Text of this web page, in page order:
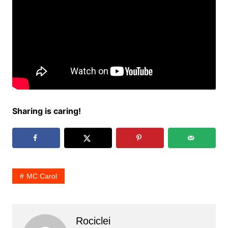
Sharing is caring!
MC Carol
Rociclei